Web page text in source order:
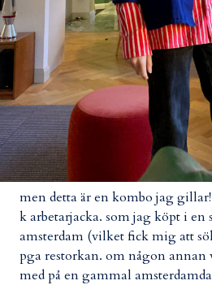
men detta är en kombo jag
k arbetarjacka. som jag köpt i
amsterdam (vilket fick mig att
pga restorkan. om någon annan
med på en gammal